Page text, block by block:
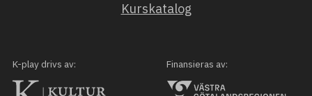
Kategorier
Mina favoriter
Kurskatalog
K-play drivs av: Finansieras av: